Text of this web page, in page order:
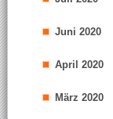
Juni 2020
April 2020
März 2020